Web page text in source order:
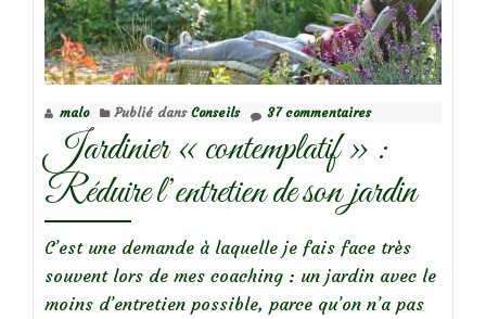
le
rosier
Romain
Rolland
malo Publié dans Conseils 37 commentaires
Jardinier « contemplatif » :
Réduire l’entretien de son jardin
C’est une demande à laquelle je fais face très
souvent lors de mes coaching : un jardin avec le
moins d’entretien possible, parce qu’on n’a pas